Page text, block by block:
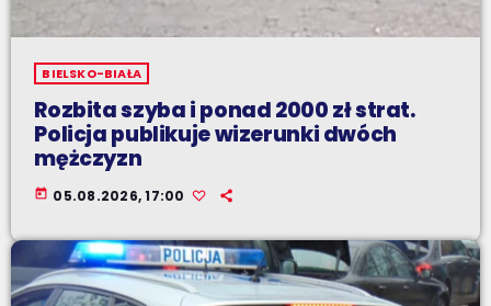
BIELSKO-BIAŁA
Rozbita szyba i ponad 2000 zł strat.
Policja publikuje wizerunki dwóch
mężczyzn
today 05.08.2026, 17:00